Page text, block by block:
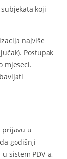
koji
najviše
Postupak
mjeseci.
prijavu u
godišnji
sistem PDV-a,